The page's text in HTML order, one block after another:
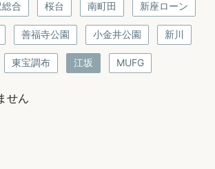
合 桜台 南町田 新座ローン
善福寺公園 小金井公園 新川
東宝調布 江坂 MUFG
せん